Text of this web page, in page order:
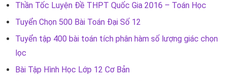
Thần Tốc Luyện Đề THPT Quốc Gia 2016 – Toán Học
Tuyển Chọn 500 Bài Toán Đại Số 12
Tuyển tập 400 bài toán tích phân hàm số lượng giác chọn
lọc
Bài Tập Hình Học Lớp 12 Cơ Bản